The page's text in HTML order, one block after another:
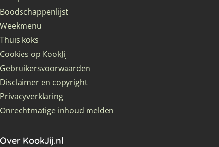
Boodschappenlijst
Weekmenu
Thuis koks
Cookies op KookJij
Gebruikersvoorwaarden
Disclaimer en copyright
Privacyverklaring
Onrechtmatige inhoud melden
Over KookJij.nl